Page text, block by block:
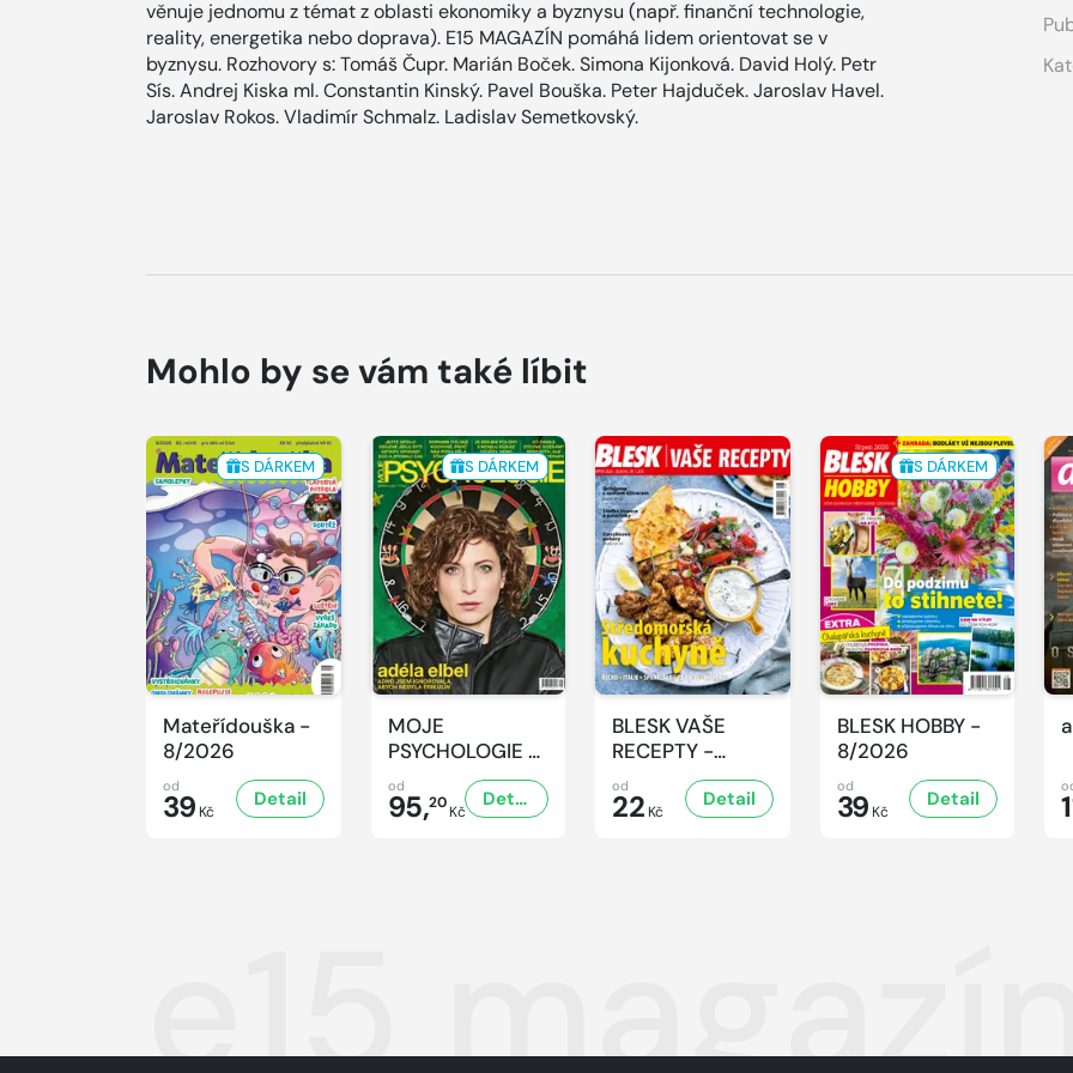
věnuje jednomu z témat z oblasti ekonomiky a byznysu (např. finanční technologie,
reality, energetika nebo doprava). E15 MAGAZÍN pomáhá lidem orientovat se v
byznysu. Rozhovory s: Tomáš Čupr. Marián Boček. Simona Kijonková. David Holý. Petr
Sís. Andrej Kiska ml. Constantin Kinský. Pavel Bouška. Peter Hajduček. Jaroslav Havel.
Jaroslav Rokos. Vladimír Schmalz. Ladislav Semetkovský.
Mohlo by se vám také líbit
S DÁRKEM
Mateřídouška -
8/2026
od
39 Kč
Detail
S DÁRKEM
MOJE
PSYCHOLOGIE -
8/2026
od
95,20Kč
Detail
BLESK VAŠE
RECEPTY -
8/2026
od
22 Kč
Detail
S DÁRKEM
BLESK HOBBY -
8/2026
od
39 Kč
Detail
e15